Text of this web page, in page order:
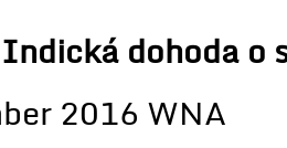
dohoda o
2016 WNA